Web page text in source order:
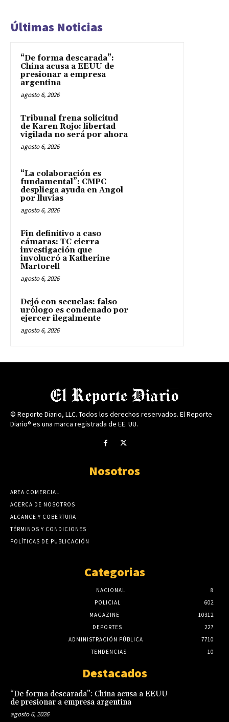
Últimas Noticias
“De forma descarada”:
China acusa a EEUU de
presionar a empresa
argentina
agosto 6, 2026
Tribunal frena solicitud
de Karen Rojo: libertad
vigilada no será por ahora
agosto 6, 2026
“La colaboración es
fundamental”: CMPC
despliega ayuda en Angol
por lluvias
agosto 6, 2026
Fin definitivo a caso
cámaras: TC cierra
investigación que
involucró a Katherine
Martorell
agosto 6, 2026
Dejó con secuelas: falso
urólogo es condenado por
ejercer ilegalmente
agosto 6, 2026
© Reporte Diario, LLC. Todos los derechos reservados. El Reporte
Diario® es una marca registrada de EE. UU.
Nosotros
AREA COMERCIAL
ACERCA DE NOSOTROS
ALCANCE Y COBERTURA
TÉRMINOS Y CONDICIONES
POLÍTICAS DE PUBLICACIÓN
Categorias
NACIONAL
8
POLICIAL
602
MAGAZINE
10312
DEPORTES
227
ADMINISTRACIÓN PÚBLICA
7710
TENDENCIAS
10
Destacados
“De forma descarada”: China acusa a EEUU
de presionar a empresa argentina
agosto 6, 2026